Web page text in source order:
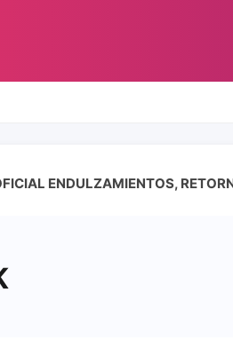
ENDULZAMIENTOS,